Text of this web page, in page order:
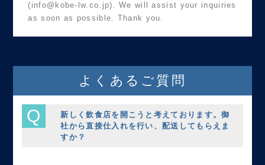
(info@kobe-lw.co.jp). We will assist your inquiries
as soon as possible. Thank you.
よくあるご質問
新しく飲食店を開こうと考えております。御
社から直接仕入れを行い、配送してもらえま
すか？